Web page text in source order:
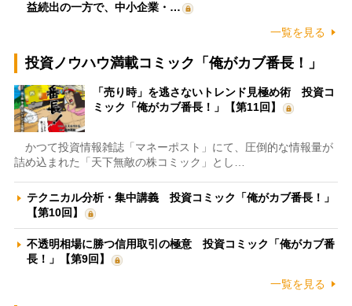
益続出の一方で、中小企業・…
一覧を見る
投資ノウハウ満載コミック「俺がカブ番長！」
「売り時」を逃さないトレンド見極め術 投資コ
ミック「俺がカブ番長！」【第11回】
かつて投資情報雑誌「マネーポスト」にて、圧倒的な情報量が
詰め込まれた「天下無敵の株コミック」とし…
テクニカル分析・集中講義 投資コミック「俺がカブ番長！」
【第10回】
不透明相場に勝つ信用取引の極意 投資コミック「俺がカブ番
長！」【第9回】
一覧を見る